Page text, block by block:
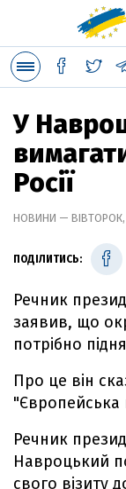
У
Росії
НОВИНИ — ВІВТОРОК,
ПОДІЛИТИСЬ:
Речник
заявив, що
потрібно
Про це він
"Європейська
Речник
Навроцький
свого візиту